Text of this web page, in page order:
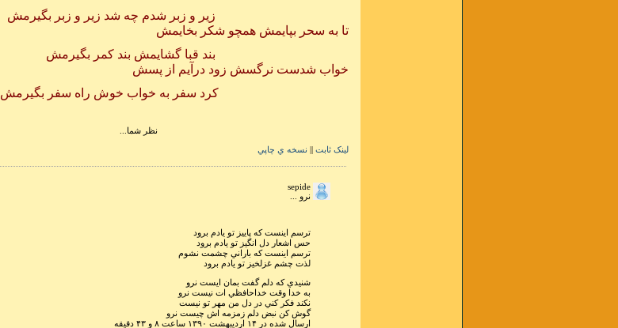
زير و زبر شدم چه شد زير و زبر بگيرمش
تا به سحر بپايمش همچو شكر بخايمش
بند قبا گشايمش بند كمر بگيرمش
خواب شدست نرگسش زود درآيم از پسش
كرد سفر به خواب خوش راه سفر بگيرمش
نظر شما...
لينک ثابت نسخه ي چاپي
sepide
نرو ...
ترسم اينست كه پاييز تو يادم برود
حس اشعار دل انگيز تو يادم برود
ترسم اينست كه باراني چشمت نشوم
لذت چشم غزلخيز تو يادم برود
شنيدي كه دلم گفت بمان ايست نرو
به خدا وقت خداحافظي ات نيست نرو
نكند فكر كني در دل من مهر تو نيست
گوش كن نبض دلم زمزمه اش چيست نرو
ارسال شده در ۱۴ ارديبهشت ۱۳۹۰ ساعت ۸ و ۴۳ دقیقه